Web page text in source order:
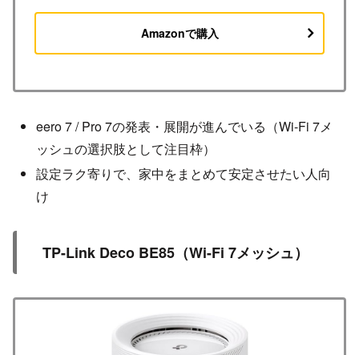
Amazonで購入
eero 7 / Pro 7の発表・展開が進んでいる（Wi-Fi 7メ
ッシュの選択肢として注目枠）
設定ラク寄りで、家中をまとめて安定させたい人向
け
TP-Link Deco BE85（Wi-Fi 7メッシュ）